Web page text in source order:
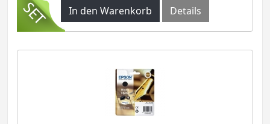
In den Warenkorb
Details